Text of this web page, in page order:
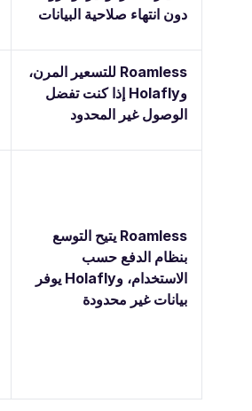
دون انتهاء صلاحية البيانات
Roamless للتسعير المرن،
وHolafly إذا كنت تفضل
الوصول غير المحدود
Roamless يتيح التوسع
بنظام الدفع حسب
الاستخدام، وHolafly يوفر
بيانات غير محدودة